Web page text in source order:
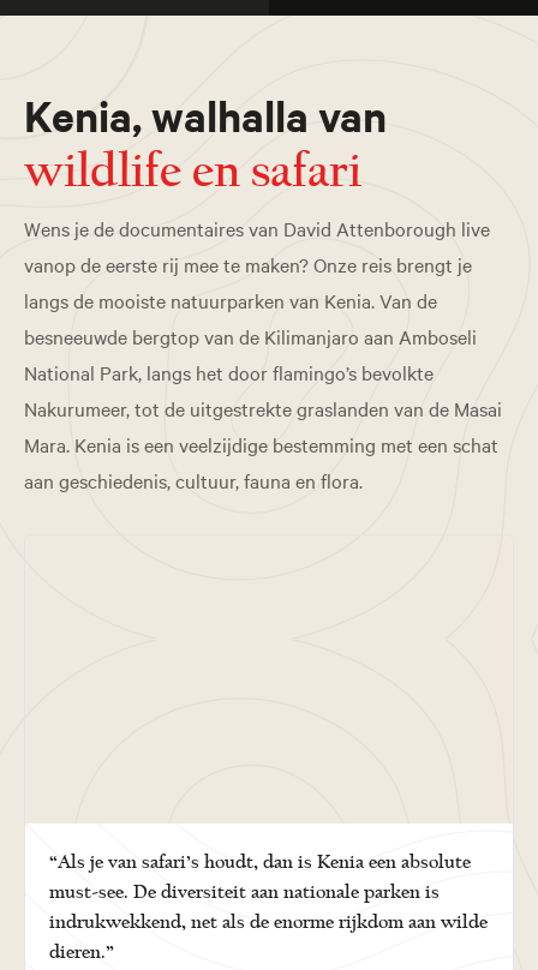
Kenia, walhalla van
wildlife en safari
Wens je de documentaires van David Attenborough live
vanop de eerste rij mee te maken? Onze reis brengt je
langs de mooiste natuurparken van Kenia. Van de
besneeuwde bergtop van de Kilimanjaro aan Amboseli
National Park, langs het door flamingo’s bevolkte
Nakurumeer, tot de uitgestrekte graslanden van de Masai
Mara. Kenia is een veelzijdige bestemming met een schat
aan geschiedenis, cultuur, fauna en flora.
“Als je van safari’s houdt, dan is Kenia een absolute
must-see. De diversiteit aan nationale parken is
indrukwekkend, net als de enorme rijkdom aan wilde
dieren.”